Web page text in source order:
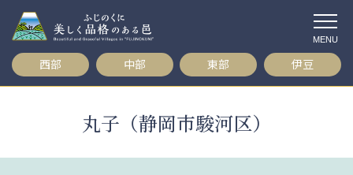
ツ
西部 中部 東部 伊豆
丸子（静岡市駿河区）